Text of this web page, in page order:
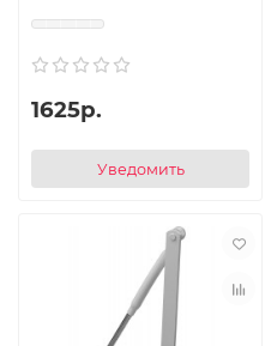
1625р.
Уведомить